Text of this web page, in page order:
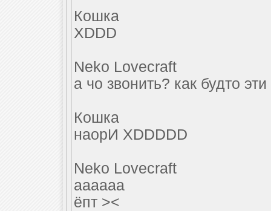
Кошка
XDDD
Neko Lovecraft
а чо звонить? как будто
Кошка
наорИ XDDDDD
Neko Lovecraft
аааааа
ёпт ><